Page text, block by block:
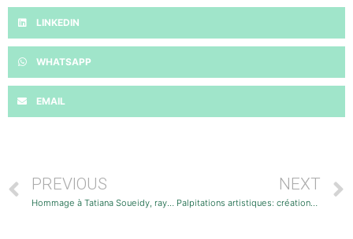
LINKEDIN
WHATSAPP
EMAIL
PREVIOUS NEXT
Palpitations artistiques: créations de Zeina Nader et Wissam Melhem